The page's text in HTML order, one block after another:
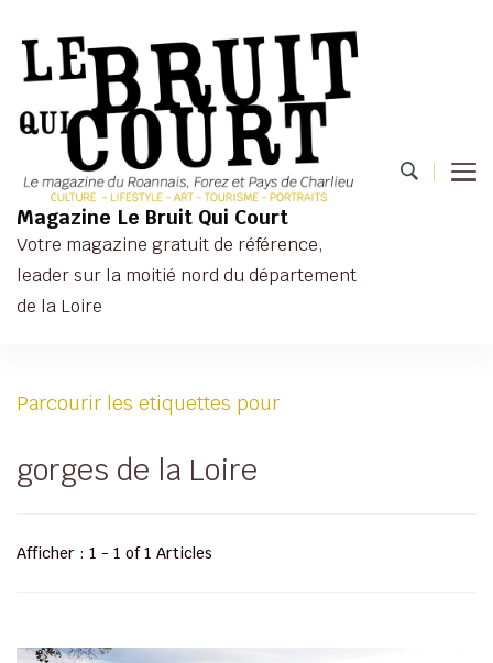
Magazine Le Bruit Qui Court
Votre magazine gratuit de référence,
leader sur la moitié nord du département
de la Loire
Parcourir les etiquettes pour
gorges de la Loire
Afficher : 1 - 1 of 1 Articles